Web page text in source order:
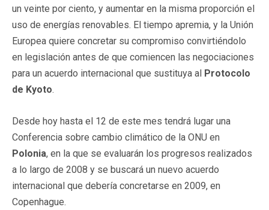
un veinte por ciento, y aumentar en la misma proporción el
uso de energías renovables. El tiempo apremia, y la Unión
Europea quiere concretar su compromiso convirtiéndolo
en legislación antes de que comiencen las negociaciones
para un acuerdo internacional que sustituya al Protocolo
de Kyoto.
Desde hoy hasta el 12 de este mes tendrá lugar una
Conferencia sobre cambio climático de la ONU en
Polonia, en la que se evaluarán los progresos realizados
a lo largo de 2008 y se buscará un nuevo acuerdo
internacional que debería concretarse en 2009, en
Copenhague.